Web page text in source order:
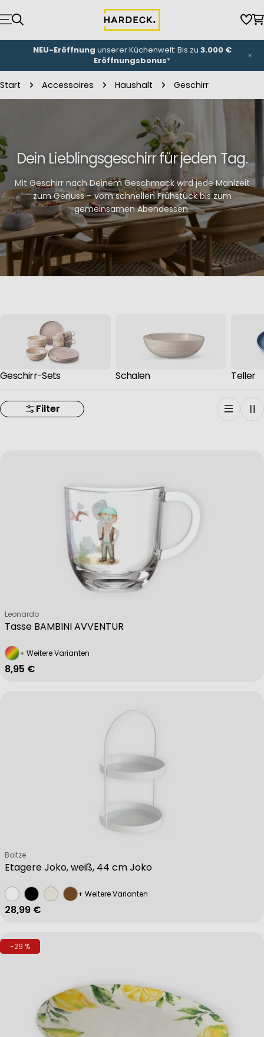
Inhalt
springen
NEU-Eröffnung unserer Küchenwelt: Bis zu 3.000 €
Eröffnungsbonus*
Start Accessoires Haushalt Geschirr
Dein Lieblingsgeschirr für jeden Tag.
Mit Geschirr nach Deinem Geschmack wird jede Mahlzeit
zum Genuss – vom schnellen Frühstück bis zum
gemeinsamen Abendessen.
Geschirr-Sets Schalen Teller
Filter
Tasse BAMBINI AVVENTUR
Verkäufer:
Leonardo
+ Weitere Varianten
Regulärer Preis
8,95 €
Etagere Joko, weiß, 44 cm Joko
Verkäufer:
Boltze
+ Weitere Varianten
Regulärer Preis
28,99 €
-29 %